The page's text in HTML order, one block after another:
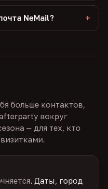
NeMail?
больше контактов,
вокруг
— для тех, кто
. Даты, город